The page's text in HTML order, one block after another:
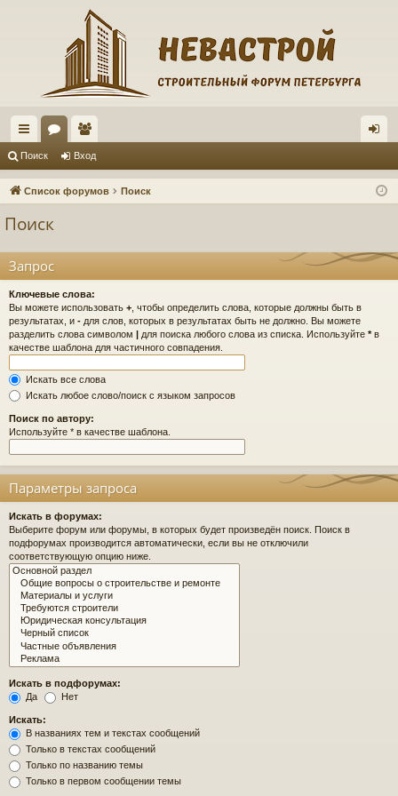
с
ы ум
ол
ьз д
Поиск Вход
Список форумов Поиск
Поиск
Запрос
Ключевые слова:
Вы можете использовать + , чтобы определить слова, которые должны быть в
результатах, и - для слов, которых в результатах быть не должно. Вы можете
разделить слова символом | для поиска любого слова из списка. Используйте *в
качестве шаблона для частичного совпадения.
Искать все слова
Искать любое слово/поиск с языком запросов
Поиск по автору:
Используйте * в качестве шаблона.
Параметры запроса
Искать в форумах:
Выберите форум или форумы, в которых будет произведён поиск. Поиск в
подфорумах производится автоматически, если вы не отключили
соответствующую опцию ниже.
Искать в подфорумах:
Да
Нет
Искать:
В названиях тем и текстах сообщений
Только в текстах сообщений
Только по названию темы
Только в первом сообщении темы